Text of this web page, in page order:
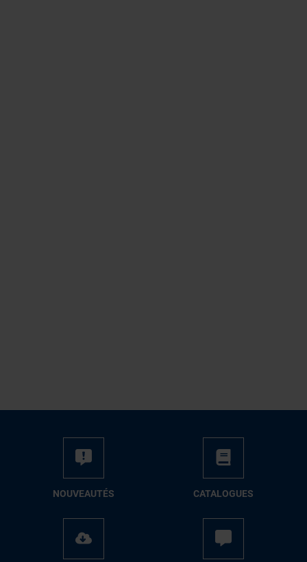
NOUVEAUTÉS CATALOGUES